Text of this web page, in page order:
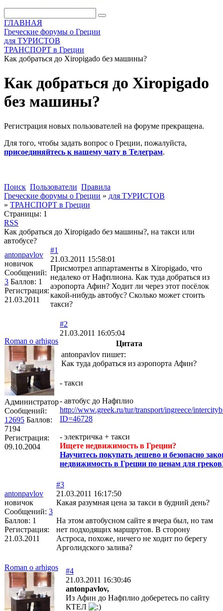
ГЛАВНАЯ
Греческие форумы о Греции
для ТУРИСТОВ
ТРАНСПОРТ в Греции
Как добраться до Xiropigado без машины?
Как добраться до Xiropigado
без машины?
Регистрация новых пользователей на форуме прекращена.
Для того, чтобы задать вопрос о Греции, пожалуйста,
присоединяйтесь к нашему чату в Телеграм.
Поиск Пользователи Правила
Греческие форумы о Греции » для ТУРИСТОВ
» ТРАНСПОРТ в Греции
Страницы: 1
RSS
Как добраться до Xiropigado без машины?, на такси или
автобусе?
antonpavlov
новичок
Сообщений:
3 Баллов: 1
Регистрация:
21.03.2011
#1
21.03.2011 15:58:01
Присмотрел аппартаменты в Xiropigado, что
недалеко от Нафплиона. Как туда добраться из
аэропорта Афин? Ходит ли через этот посёлок
какой-нибудь автобус? Сколько может стоить
такси?
Roman o arhigos
Администратор
Сообщений:
12695 Баллов:
7194
Регистрация:
09.10.2004
#2
21.03.2011 16:05:04
Цитата
antonpavlov пишет:
Как туда добраться из аэропорта Афин?
- такси
- автобус до Нафплио
http://www.greek.ru/tur/transport/ingreece/
ID=46728
- электричка + такси
Ищете недвижимость в Греции?
Научитесь покупать дешево и безопасно
недвижимость в Греции по ценам для
antonpavlov
новичок
Сообщений: 3
Баллов: 1
Регистрация:
21.03.2011
#3
21.03.2011 16:17:50
Какая разумная цена за такси в будний день?
На этом автобусном сайте я вчера был, но там
нет подходящих маршрутов. В сторону
Астроса, похоже, ничего не ходит по берегу
Арголидского залива?
Roman o arhigos
#4
21.03.2011 16:30:46
antonpavlov,
Из Афин до Нафплио доберетесь по сайту
КТЕЛ